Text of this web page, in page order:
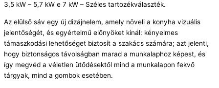
3,5 kW – 5,7 kW e 7 kW – Széles tartozékválaszték.
Az elülső sáv egy új dizájnelem, amely növeli a konyha vizuális
jelentőségét, és egyértelmű előnyöket kínál: kényelmes
támaszkodási lehetőséget biztosít a szakács számára; azt jelenti,
hogy biztonságos távolságban marad a munkalaphoz képest, és
így megvéd a véletlen ütődésektől mind a munkalapon fekvő
tárgyak, mind a gombok esetében.